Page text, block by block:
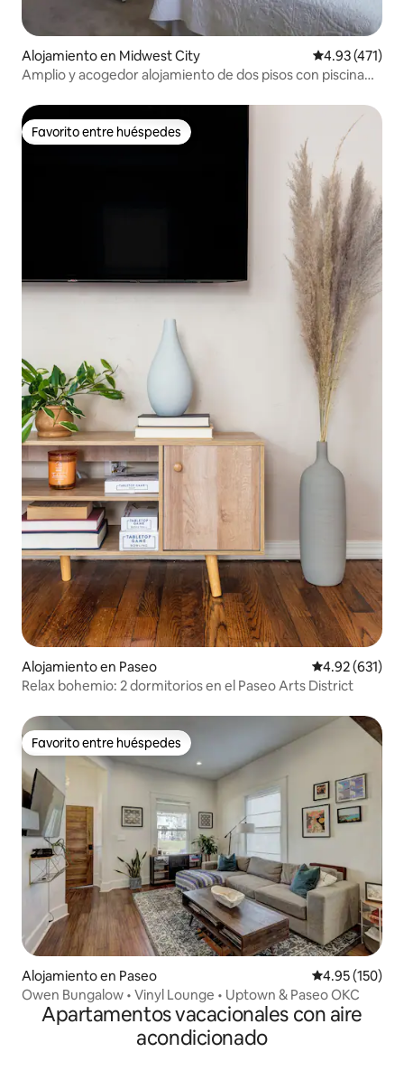
Alojamiento en Midwest City Calificación
4.93 (471)
Amplio y acogedor alojamiento de dos pisos con piscina
Favorito entre huéspedes
Favorito entre huéspedes
Alojamiento en Paseo Calificación
4.92 (631)
Relax bohemio: 2 dormitorios en el Paseo Arts District
Favorito entre huéspedes
Favorito entre huéspedes
Alojamiento en Paseo Calificación
4.95 (150)
Owen Bungalow • Vinyl Lounge • Uptown & Paseo OKC
Apartamentos vacacionales con aire
acondicionado